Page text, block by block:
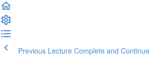
Previous Lecture Complete and Continue